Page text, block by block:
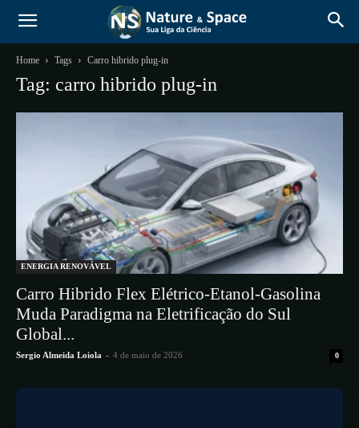
Home Tags Carro hibrido plug-in
Tag: carro hibrido plug-in
ENERGIA RENOVÁVEL
Carro Hibrido Flex Elétrico-Etanol-Gasolina
Muda Paradigma na Eletrificação do Sul
Global...
Sergio Almeida Loiola - 4 de maio de 2026 0